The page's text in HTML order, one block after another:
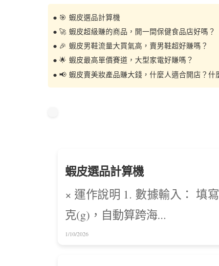
● 🎯 蝦皮選品計算機
● 🚀 蝦皮超級賺的商品，開一間保健食品店好嗎？
● 🎉 蝦皮男鞋流量大買氣高，賣男鞋超好賺嗎？
● 🌟 蝦皮最高單價賽道，大型家電好賺嗎？
● 📢 蝦皮賣美妝產品賺大錢，什麼人適合開店？
蝦皮選品計算機
× 運作說明 1. 數據輸入： 填寫 1688 RMB 單價與匯率。 2. 重量計算： 單位為
克(g)，自動算跨海...
1/10/2026